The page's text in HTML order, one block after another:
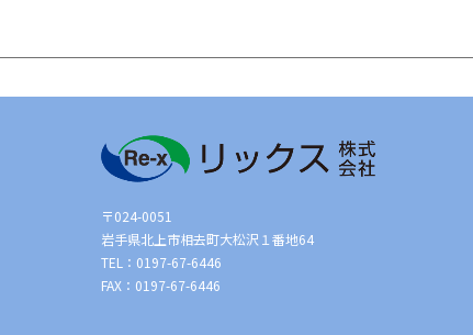
〒024-0051
岩手県北上市相去町大松沢１番地64
TEL：0197-67-6446
FAX：0197-67-6446